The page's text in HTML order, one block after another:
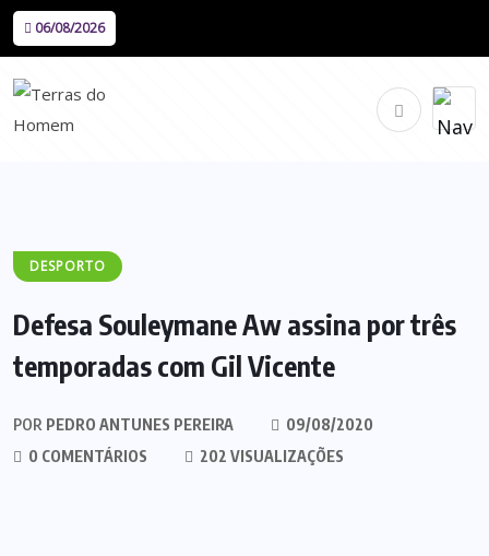
06/08/2026
DESPORTO
Defesa Souleymane Aw assina por três
temporadas com Gil Vicente
POR PEDRO ANTUNES PEREIRA
09/08/2020
0 COMENTÁRIOS
202 VISUALIZAÇÕES